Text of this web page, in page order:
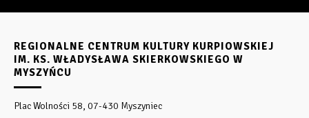
REGIONALNE CENTRUM KULTURY KURPIOWSKIEJ
IM. KS. WŁADYSŁAWA SKIERKOWSKIEGO W
MYSZYŃCU
Plac Wolności 58, 07-430 Myszyniec